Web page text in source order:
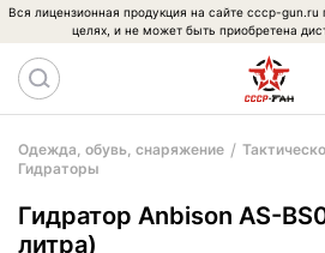
Вся лицензионная продукция на сайте cccp-gun.ru
целях, и не может быть приобретена
Одежда, обувь, снаряжение
Гидраторы
Гидратор Anbison AS-
литра)